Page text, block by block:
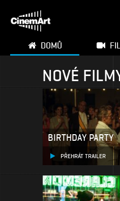
NOVÉ
BIRTHDAY PARTY
PŘEHRÁT TRAILER
DOMŮ